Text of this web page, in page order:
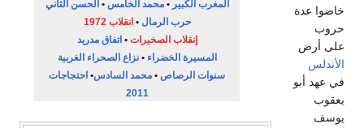
المغرب الكبير •محمد الخامس •الحسن الثاني
حرب الرمال •انقلاب 1972
إنقلاب الصخيرات •اتفاق مدريد
المسيرة الخضراء •نزاع الصحراء الغربية
سنوات الرصاص • محمد السادس• احتجاجات
2011
خاضوا عدة
حروب
على أرض
الأندلس
في عهد أبو
يعقوب
يوسف